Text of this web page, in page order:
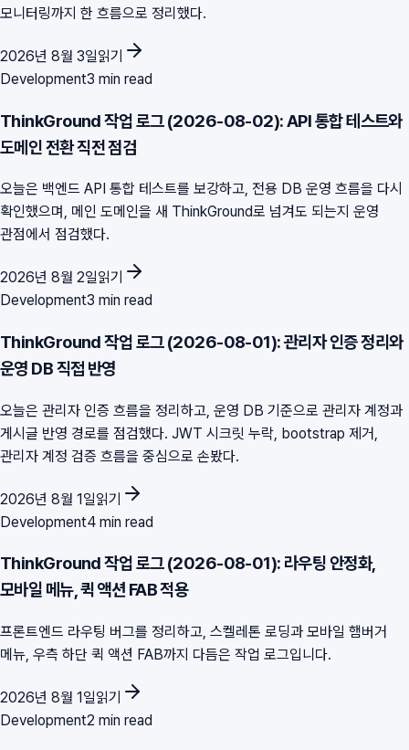
모니터링까지 한 흐름으로 정리했다.
2026년 8월 3일읽기
Development3 min read
ThinkGround 작업 로그 (2026-08-02): API 통합 테스트와
도메인 전환 직전 점검
오늘은 백엔드 API 통합 테스트를 보강하고, 전용 DB 운영 흐름을 다시
확인했으며, 메인 도메인을 새 ThinkGround로 넘겨도 되는지 운영
관점에서 점검했다.
2026년 8월 2일읽기
Development3 min read
ThinkGround 작업 로그 (2026-08-01): 관리자 인증 정리와
운영 DB 직접 반영
오늘은 관리자 인증 흐름을 정리하고, 운영 DB 기준으로 관리자 계정과
게시글 반영 경로를 점검했다. JWT 시크릿 누락, bootstrap 제거,
관리자 계정 검증 흐름을 중심으로 손봤다.
2026년 8월 1일읽기
Development4 min read
ThinkGround 작업 로그 (2026-08-01): 라우팅 안정화,
모바일 메뉴, 퀵 액션 FAB 적용
프론트엔드 라우팅 버그를 정리하고, 스켈레톤 로딩과 모바일 햄버거
메뉴, 우측 하단 퀵 액션 FAB까지 다듬은 작업 로그입니다.
2026년 8월 1일읽기
Development2 min read